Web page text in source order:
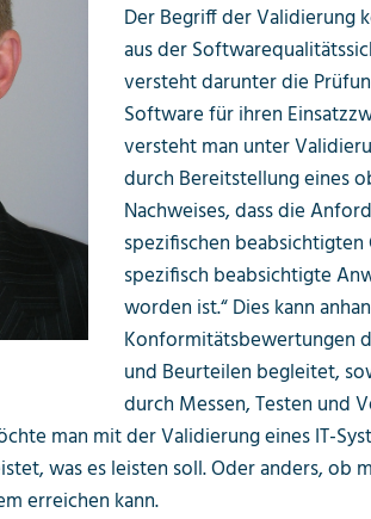
Der Begriff der Validierung
aus der
versteht darunter die
Software für ihren
versteht man unter
durch Bereitstellung eines
Nachweises, dass die
spezifischen
spezifisch beabsichtigte
worden ist.“ Dies kann
Konformitätsbewertungen
und Beurteilen begleitet,
durch Messen, Testen und
man mit der Validierung eines IT-
was es leisten soll. Oder anders, ob
erreichen kann.